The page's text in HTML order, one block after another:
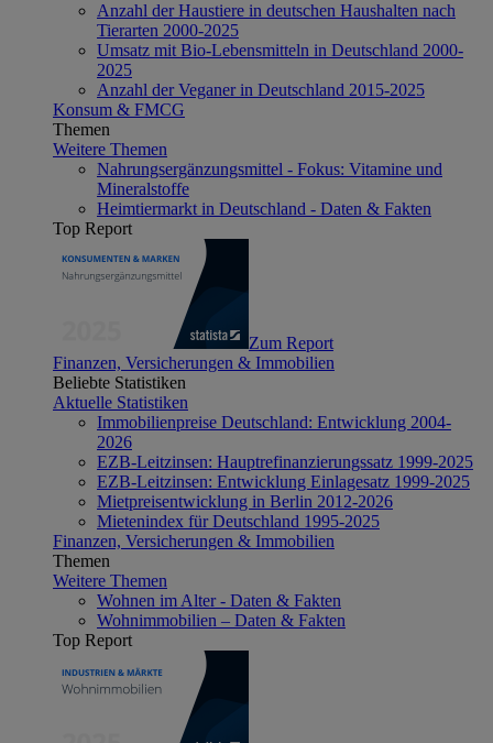
Anzahl der Haustiere in deutschen Haushalten nach
Tierarten 2000-2025
Umsatz mit Bio-Lebensmitteln in Deutschland 2000-
2025
Anzahl der Veganer in Deutschland 2015-2025
Konsum & FMCG
Themen
Weitere Themen
Nahrungsergänzungsmittel - Fokus: Vitamine und
Mineralstoffe
Heimtiermarkt in Deutschland - Daten & Fakten
Top Report
Zum Report
Finanzen, Versicherungen & Immobilien
Beliebte Statistiken
Aktuelle Statistiken
Immobilienpreise Deutschland: Entwicklung 2004-
2026
EZB-Leitzinsen: Hauptrefinanzierungssatz 1999-2025
EZB-Leitzinsen: Entwicklung Einlagesatz 1999-2025
Mietpreisentwicklung in Berlin 2012-2026
Mietenindex für Deutschland 1995-2025
Finanzen, Versicherungen & Immobilien
Themen
Weitere Themen
Wohnen im Alter - Daten & Fakten
Wohnimmobilien – Daten & Fakten
Top Report